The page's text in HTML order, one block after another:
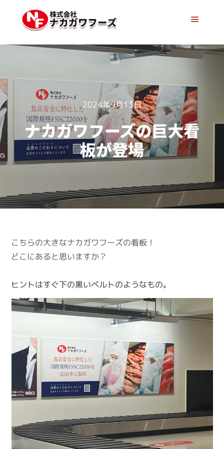
2024年9月13日
ナカガワフーズの巨大看
板が登場
こちらの大きなナカガワフーズの看板！
どこにあると思いますか？
ヒントはすぐ下の黒いベルトのようなもの。